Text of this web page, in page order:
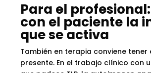
Para el
con el paciente la
que se activa
También en terapia conviene tener
presente. En el trabajo clínico con